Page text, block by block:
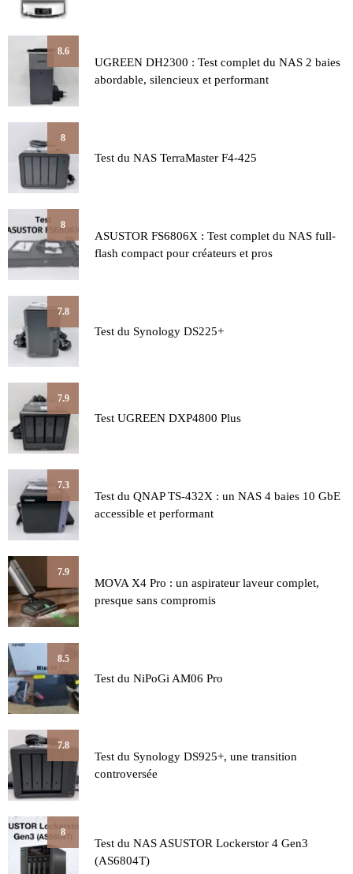
8.6
UGREEN DH2300 : Test complet du NAS 2 baies
abordable, silencieux et performant
8
Test du NAS TerraMaster F4-425
8
ASUSTOR FS6806X : Test complet du NAS full-
flash compact pour créateurs et pros
7.8
Test du Synology DS225+
7.9
Test UGREEN DXP4800 Plus
7.3
Test du QNAP TS-432X : un NAS 4 baies 10 GbE
accessible et performant
7.9
MOVA X4 Pro : un aspirateur laveur complet,
presque sans compromis
8.5
Test du NiPoGi AM06 Pro
7.8
Test du Synology DS925+, une transition
controversée
8
Test du NAS ASUSTOR Lockerstor 4 Gen3
(AS6804T)